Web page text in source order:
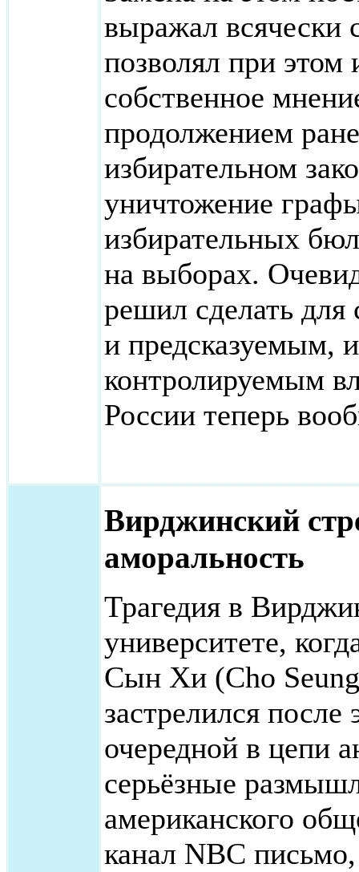
выражал всячески
позволял при этом
собственное
продолжением
избирательном
уничтожение
избирательных
на выборах.
решил сделать
и предсказуемым,
контролируемым
России теперь
Вирджинский
аморальность
Трагедия в
университете,
Сын Хи (Cho
застрелился после
очередной в цепи
серьёзные
американского
канал NBC